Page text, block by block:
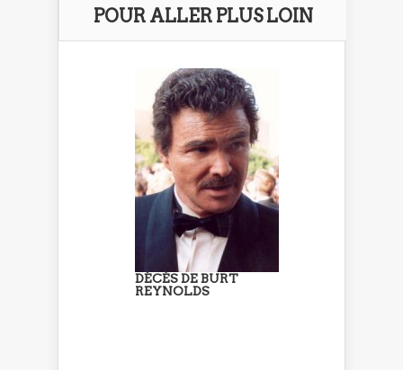
POUR ALLER PLUS LOIN
DÉCÈS DE BURT
REYNOLDS